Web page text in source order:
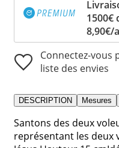
1500€
8,90€/
Connectez-vous
liste des envies
DESCRIPTION Mesures
Santons des deux
représentant les deux